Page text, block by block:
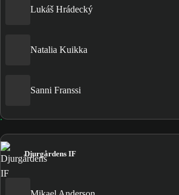
Lukáš Hrádecký
Natalia Kuikka
Sanni Franssi
Djurgårdens IF